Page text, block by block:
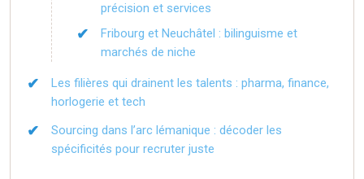
précision et services
Fribourg et Neuchâtel : bilinguisme et
marchés de niche
Les filières qui drainent les talents : pharma, finance,
horlogerie et tech
Sourcing dans l’arc lémanique : décoder les
spécificités pour recruter juste